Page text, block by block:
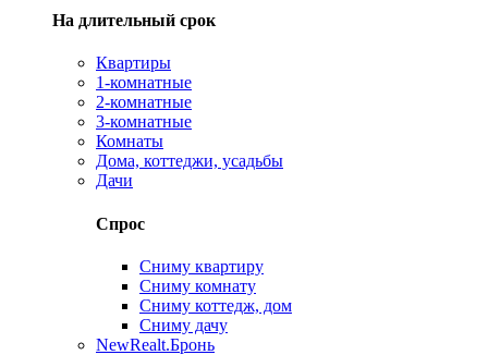
На длительный срок
Квартиры
1-комнатные
2-комнатные
3-комнатные
Комнаты
Дома, коттеджи, усадьбы
Дачи
Спрос
Сниму квартиру
Сниму комнату
Сниму коттедж, дом
Сниму дачу
NewRealt.Бронь